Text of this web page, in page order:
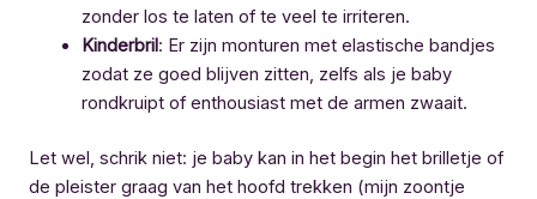
zonder los te laten of te veel te irriteren.
Kinderbril: Er zijn monturen met elastische bandjes
zodat ze goed blijven zitten, zelfs als je baby
rondkruipt of enthousiast met de armen zwaait.
Let wel, schrik niet: je baby kan in het begin het brilletje of
de pleister graag van het hoofd trekken (mijn zoontje